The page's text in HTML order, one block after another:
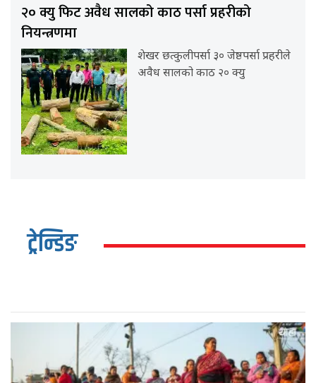
२० क्यु फिट अवैध सालको काठ पर्सा प्रहरीको
नियन्त्रणमा
शेखर छत्कुलीपर्सा ३० जेष्ठपर्सा प्रहरीले
अवैध सालको काठ २० क्यु
ट्रेन्डिङ